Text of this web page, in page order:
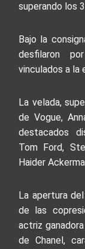
superando los
Bajo la
desfilaron
vinculados a la
La velada,
de Vogue,
destacados
Tom Ford,
Haider
La apertura
de las
actriz
de Chanel,